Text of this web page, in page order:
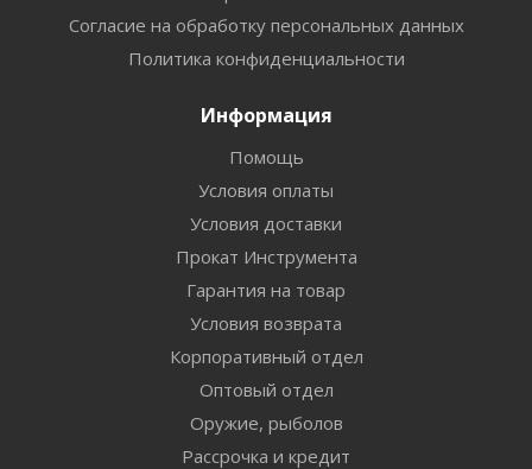
Согласие на обработку персональных данных
Политика конфиденциальности
Информация
Помощь
Условия оплаты
Условия доставки
Прокат Инструмента
Гарантия на товар
Условия возврата
Корпоративный отдел
Оптовый отдел
Оружие, рыболов
Рассрочка и кредит